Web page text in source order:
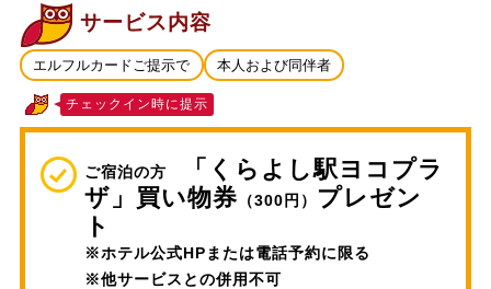
サービス内容
エルフルカードご提示で 本人および同伴者
チェックイン時に提示
ご宿泊の方
「くらよし駅ヨコプラ
ザ」買い物券 （300円）
プレゼン
ト
※ホテル公式HPまたは電話予約に限る
※他サービスとの併用不可